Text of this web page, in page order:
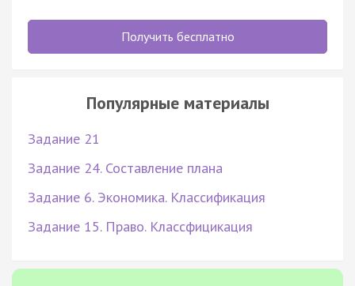
Получить бесплатно
Популярные материалы
Задание 21
Задание 24. Составление плана
Задание 6. Экономика. Классификация
Задание 15. Право. Классфицикация